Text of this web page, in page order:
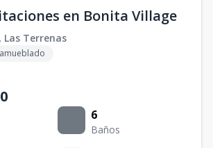
en Bonita Village
, Las Terrenas
6
Baños